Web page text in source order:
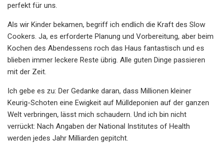
perfekt für uns.
Als wir Kinder bekamen, begriff ich endlich die Kraft des Slow
Cookers. Ja, es erforderte Planung und Vorbereitung, aber beim
Kochen des Abendessens roch das Haus fantastisch und es
blieben immer leckere Reste übrig. Alle guten Dinge passieren
mit der Zeit.
Ich gebe es zu: Der Gedanke daran, dass Millionen kleiner
Keurig-Schoten eine Ewigkeit auf Mülldeponien auf der ganzen
Welt verbringen, lässt mich schaudern. Und ich bin nicht
verrückt: Nach Angaben der National Institutes of Health
werden jedes Jahr Milliarden gepitcht.